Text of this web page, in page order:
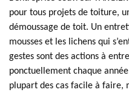
pour tous projets de toiture,
démoussage de toit. Un
mousses et les lichens qui
gestes sont des actions à
ponctuellement chaque
plupart des cas facile à faire,